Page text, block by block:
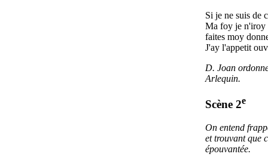
Si je ne suis de
Ma foy je n'iroy
faites moy
J'ay l'appetit
D. Joan
Arlequin.
Scène 2e
On entend
et trouvant que
épouvantée.